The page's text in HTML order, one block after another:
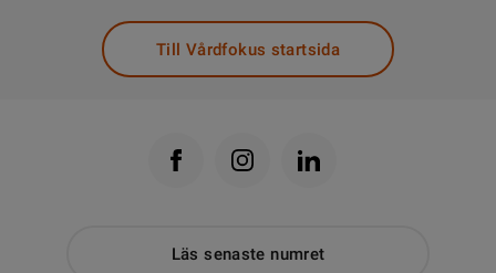
Till Vårdfokus startsida
Läs senaste numret